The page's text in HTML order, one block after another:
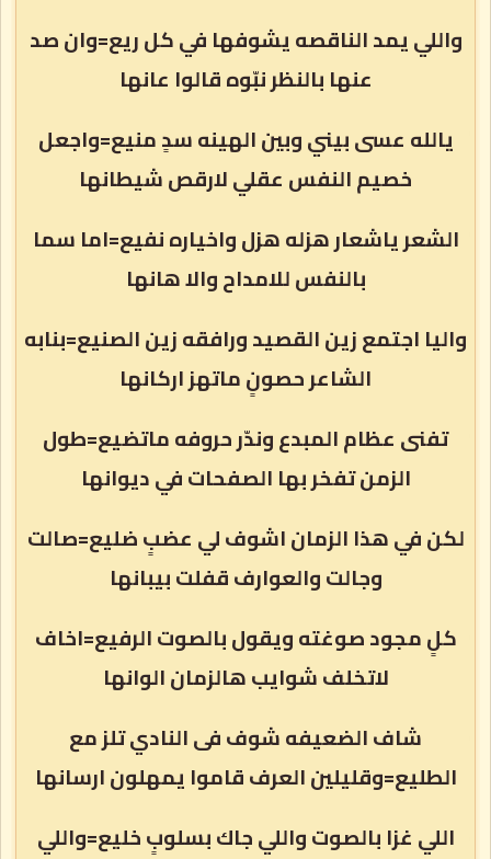
واللي يمد الناقصه يشوفها في كل ريع=وان صد
عنها بالنظر نبّوه قالوا عانها
يالله عسى بيني وبين الهينه سدٍ منيع=واجعل
خصيم النفس عقلي لارقص شيطانها
الشعر ياشعار هزله هزل واخياره نفيع=اما سما
بالنفس للامداح والا هانها
واليا اجتمع زين القصيد ورافقه زين الصنيع=بنابه
الشاعر حصونٍ ماتهز اركانها
تفنى عظام المبدع وندّر حروفه ماتضيع=طول
الزمن تفخر بها الصفحات في ديوانها
لكن في هذا الزمان اشوف لي عضبٍ ضليع=صالت
وجالت والعوارف قفلت بيبانها
كلٍ مجود صوغته ويقول بالصوت الرفيع=اخاف
لاتخلف شوايب هالزمان الوانها
شاف الضعيفه شوف فى النادي تلز مع
الطليع=وقليلين العرف قاموا يمهلون ارسانها
اللي غزا بالصوت واللي جاك بسلوبٍ خليع=واللي